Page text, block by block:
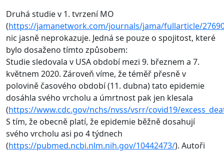
Druhá studie v 1. tvrzení MO
(https://jamanetwork.com/journals/jama/fullarticle/
nic jasně neprokazuje. Jedná se pouze o spojitost, které
bylo dosaženo tímto způsobem:
Studie sledovala v USA období mezi 9. březnem a 7.
květnem 2020. Zároveň víme, že téměř přesně v
polovině časového období (11. dubna) tato epidemie
dosáhla svého vrcholu a úmrtnost pak jen klesala
(https://www.cdc.gov/nchs/nvss/vsrr/covid19/
S tím, že obecně platí, že epidemie běžně dosahují
svého vrcholu asi po 4 týdnech
(https://pubmed.ncbi.nlm.nih.gov/10442473/). Autoři